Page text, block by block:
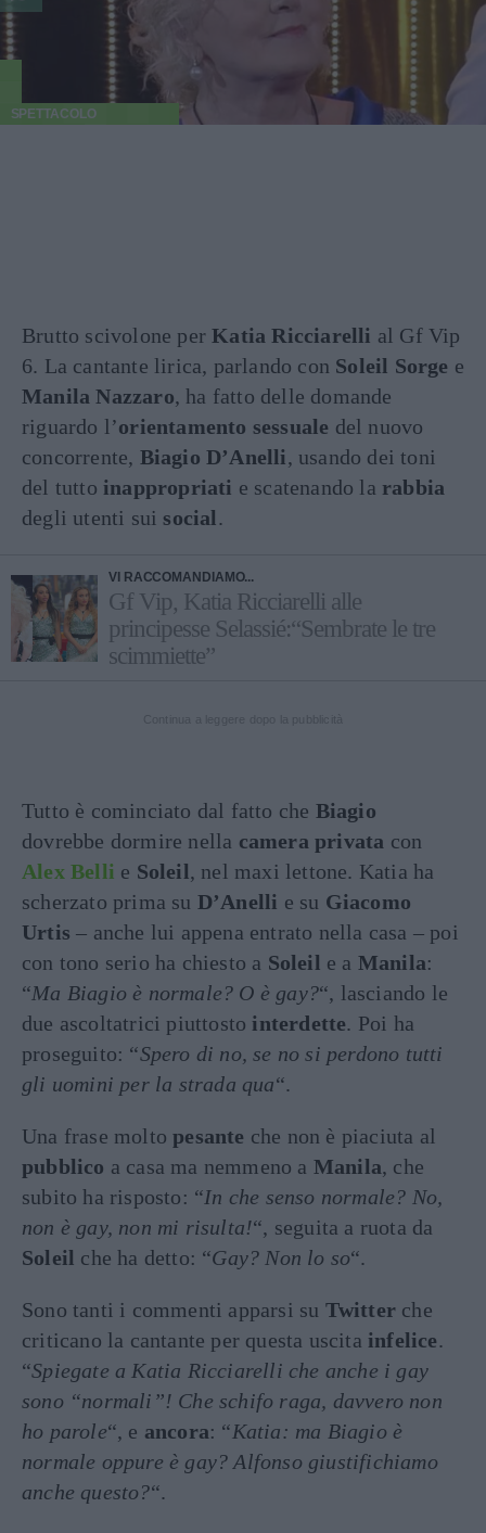
SPETTACOLO
Brutto scivolone perKatia Ricciarelli al Gf Vip
6. La cantante lirica, parlando con Soleil Sorge e
Manila Nazzaro, ha fatto delle domande
riguardo l’orientamento sessuale del nuovo
concorrente, Biagio D’Anelli, usando dei toni
del tutto inappropriati e scatenando la rabbia
degli utenti sui social.
VI RACCOMANDIAMO...
Gf Vip, Katia Ricciarelli alle
principesse Selassié:“Sembrate le tre
scimmiette”
Tutto è cominciato dal fatto che Biagio
dovrebbe dormire nella camera privata con
Alex Belli e Soleil, nel maxi lettone. Katia ha
scherzato prima su D’Anelli e su Giacomo
Urtis – anche lui appena entrato nella casa – poi
con tono serio ha chiesto a Soleil e a Manila:
“Ma Biagio è normale? O è gay?“, lasciando le
due ascoltatrici piuttosto interdette. Poi ha
proseguito: “Spero di no, se no si perdono tutti
gli uomini per la strada qua“.
Una frase moltopesante che non è piaciuta al
pubblico a casa ma nemmeno a Manila, che
subito ha risposto: “In che senso normale? No,
non è gay, non mi risulta!“, seguita a ruota da
Soleil che ha detto: “Gay? Non lo so“.
Sono tanti i commenti apparsi su Twitter che
criticano la cantante per questa uscita infelice.
“Spiegate a Katia Ricciarelli che anche i gay
sono “normali”! Che schifo raga, davvero non
ho parole“, e ancora: “Katia: ma Biagio è
normale oppure è gay? Alfonso giustifichiamo
anche questo?“.